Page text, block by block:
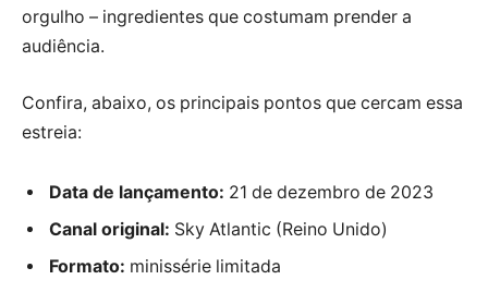
orgulho – ingredientes que costumam prender a
audiência.
Confira, abaixo, os principais pontos que cercam essa
estreia:
Data de lançamento: 21 de dezembro de 2023
Canal original: Sky Atlantic (Reino Unido)
Formato: minissérie limitada